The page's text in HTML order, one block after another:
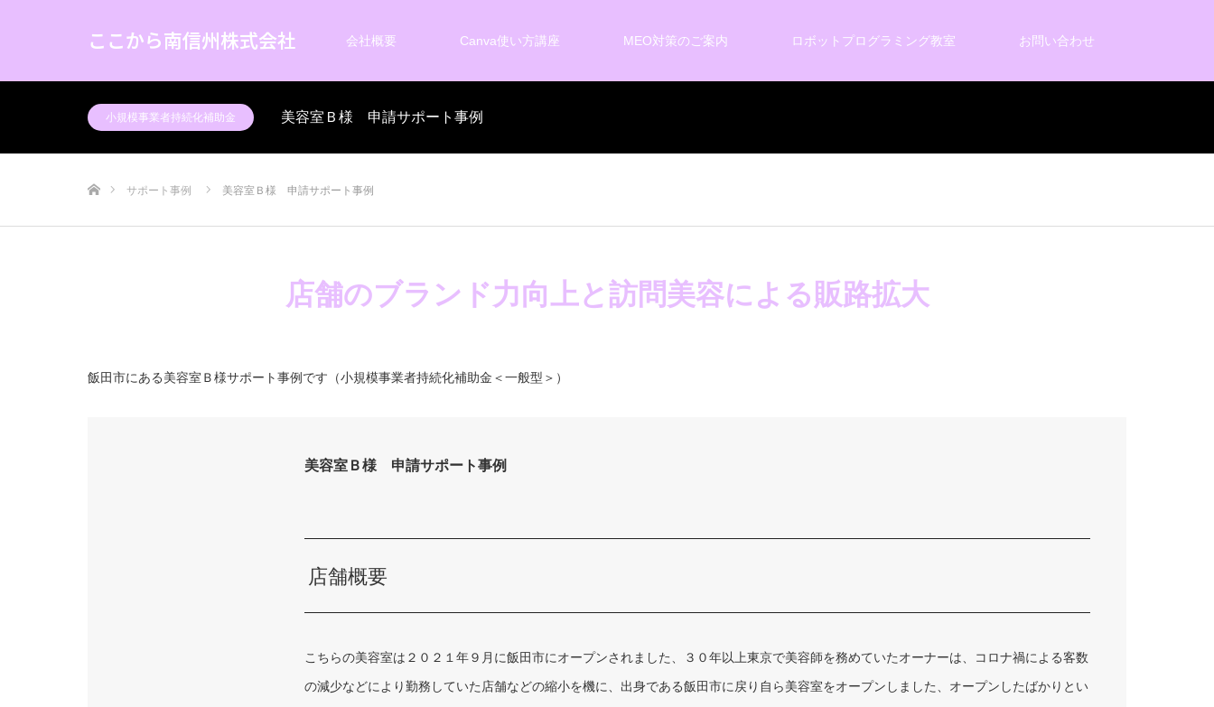
ここから南信州株式会社 会社概要 Canva使い方講座 MEO対策のご案内 ロボットプログラミング教室 お問い合わせ
小規模事業者持続化補助金 美容室Ｂ様 申請サポート事例
サポート事例 美容室Ｂ様 申請サポート事例
店舗のブランド力向上と訪問美容による販路拡大
飯田市にある美容室Ｂ様サポート事例です（小規模事業者持続化補助金＜一般型＞）
美容室Ｂ様 申請サポート事例
店舗概要
こちらの美容室は２０２１年９月に飯田市にオープンされました、３０年以上東京で美容師を務めていたオーナーは、コロナ禍による客数
の減少などにより勤務していた店舗などの縮小を機に、出身である飯田市に戻り自ら美容室をオープンしました、オープンしたばかりとい